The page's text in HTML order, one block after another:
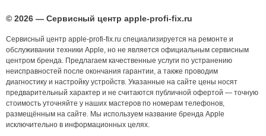
© 2026 — Сервисный центр apple-profi-fix.ru
Сервисный центр apple-profi-fix.ru специализируется на ремонте и
обслуживании техники Apple, но не является официальным сервисным
центром бренда. Предлагаем качественные услуги по устранению
неисправностей после окончания гарантии, а также проводим
диагностику и настройку устройств. Указанные на сайте цены носят
предварительный характер и не считаются публичной офертой — точную
стоимость уточняйте у наших мастеров по номерам телефонов,
размещённым на сайте. Мы используем название бренда Apple
исключительно в информационных целях.